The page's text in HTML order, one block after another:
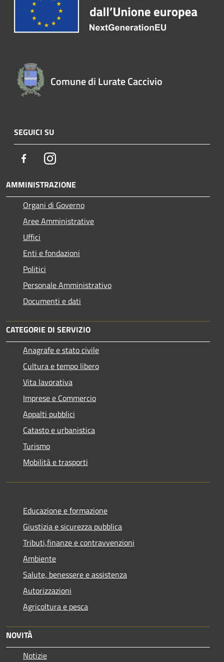
Comune di Lurate Caccivio
SEGUICI SU
FacebookInstagram
AMMINISTRAZIONE
Organi di Governo
Aree Amministrative
Uffici
Enti e fondazioni
Politici
Personale Amministrativo
Documenti e dati
CATEGORIE DI SERVIZIO
Anagrafe e stato civile
Cultura e tempo libero
Vita lavorativa
Imprese e Commercio
Appalti pubblici
Catasto e urbanistica
Turismo
Mobilità e trasporti
Educazione e formazione
Giustizia e sicurezza pubblica
Tributi,finanze e contravvenzioni
Ambiente
Salute, benessere e assistenza
Autorizzazioni
Agricoltura e pesca
NOVITÀ
Notizie